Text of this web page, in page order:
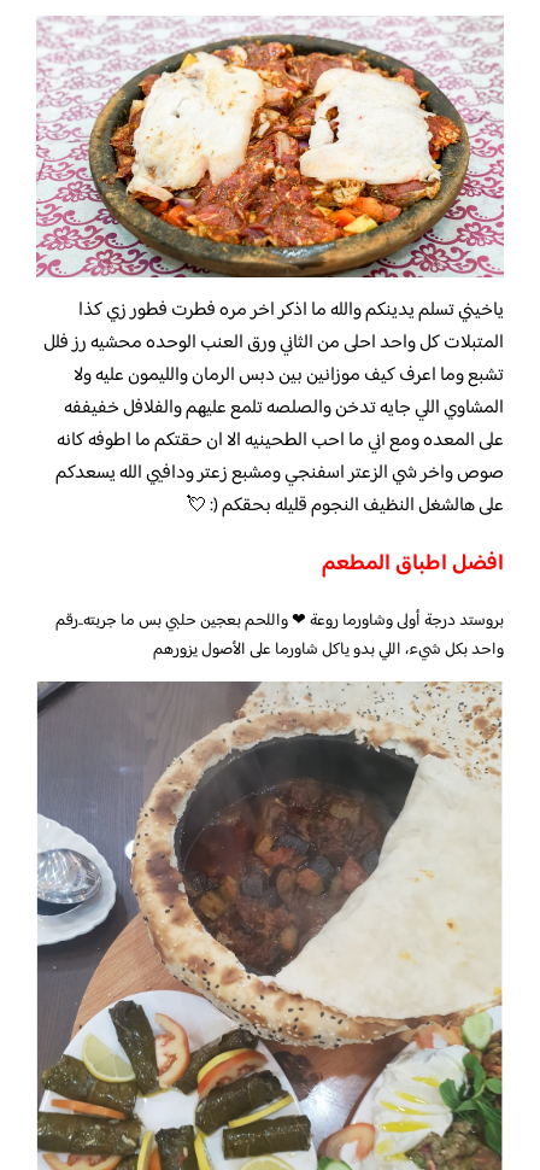
ياخيني تسلم يدينكم والله ما اذكر اخر مره فطرت فطور زي كذا
المتبلات كل واحد احلى من الثاني ورق العنب الوحده محشيه رز فلل
تشبع وما اعرف كيف موزانين بين دبس الرمان والليمون عليه ولا
المشاوي اللي جايه تدخن والصلصه تلمع عليهم والفلافل خفيففه
على المعده ومع اني ما احب الطحينيه الا ان حقتكم ما اطوفه كانه
صوص واخر شي الزعتر اسفنجي ومشبع زعتر ودافيي الله يسعدكم
على هالشغل النظيف النجوم قليله بحقكم (: 💘
افضل اطباق المطعم
بروستد درجة أولى وشاورما روعة ❤ واللحم بعجين حلبي بس ما جربته..رقم
واحد بكل شيء، اللي بدو ياكل شاورما على الأصول يزورهم